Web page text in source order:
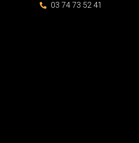
03 74 73 52 41